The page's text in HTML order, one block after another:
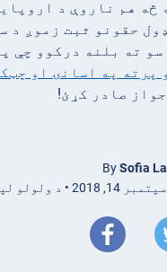
څه هم ناروې د
حقونو ثبت زموږ د
ته بلنه درکوو چې
پرته په اسانۍ او
صادر کړئ!
BySofia
• د ولولو لپاره 4 دقیقې